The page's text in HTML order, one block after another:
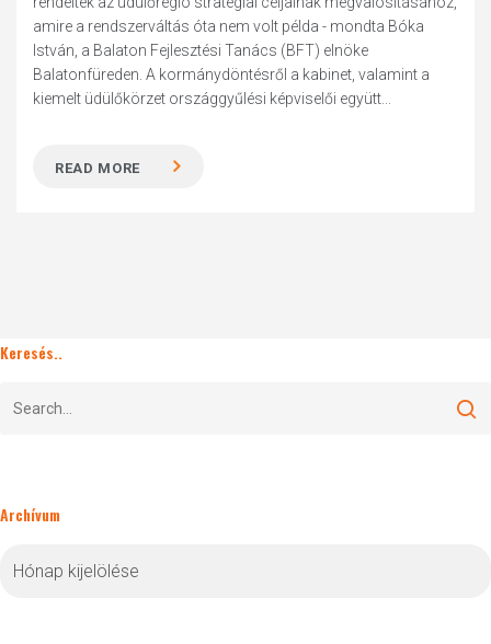
amire a rendszerváltás óta nem volt példa - mondta Bóka
István, a Balaton Fejlesztési Tanács (BFT) elnöke
Balatonfüreden. A kormánydöntésről a kabinet, valamint a
kiemelt üdülőkörzet országgyűlési képviselői együtt...
READ MORE
Keresés..
Archívum